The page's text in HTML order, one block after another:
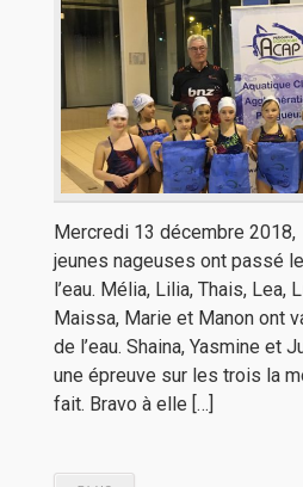
Mercredi 13 décembre
jeunes nageuses ont passé
l’eau. Mélia, Lilia, Thais, Lea,
Maissa, Marie et Manon ont
de l’eau. Shaina, Yasmine et
une épreuve sur les trois la
fait. Bravo à elle […]